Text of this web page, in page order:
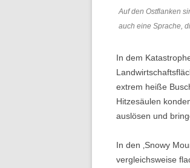
Auf den Ostflanken
auch eine Sprache,
In dem
extrem heiße
Hitzesäulen
auslösen und
In den ‚Snowy
vergleichsweise